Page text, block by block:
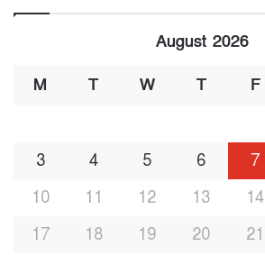
August 2026
M T W T F
3
4 5 6 7
10
11 12 13 14
17
18 19 20 21